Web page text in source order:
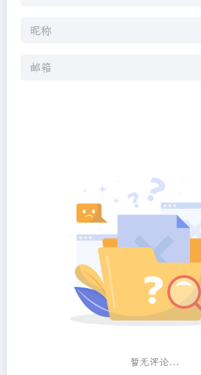
暂无评论...